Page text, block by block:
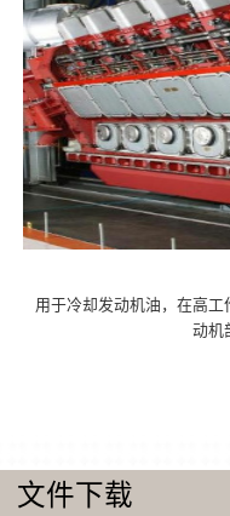
用于冷却发动机油，在高
动机
文件下载